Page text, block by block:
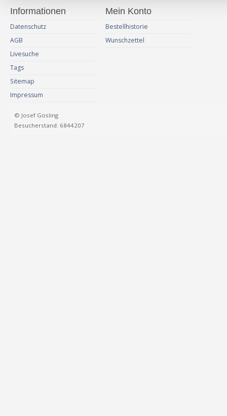
Informationen
Datenschutz
AGB
Livesuche
Tags
Sitemap
Impressum
Mein Konto
Bestellhistorie
Wunschzettel
© Josef Gosling
Besucherstand: 6844207